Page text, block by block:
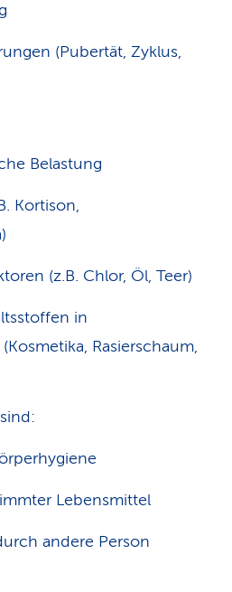
(Pubertät, Zyklus,
Belastung
Kortison,
(z.B. Chlor, Öl, Teer)
in
Rasierschaum,
Lebensmittel
andere Person